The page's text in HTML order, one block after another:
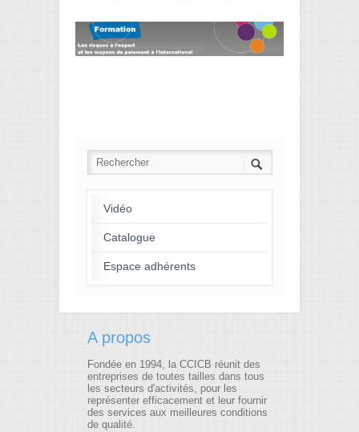
Vidéo
Catalogue
Espace adhérents
A propos
Fondée en 1994, la CCICB réunit des
entreprises de toutes tailles dans tous
les secteurs d'activités, pour les
représenter efficacement et leur fournir
des services aux meilleures conditions
de qualité.